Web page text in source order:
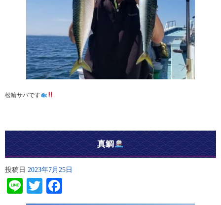
松輪サバです
真鯛
投稿日 2023年7月25日
LineTwitter